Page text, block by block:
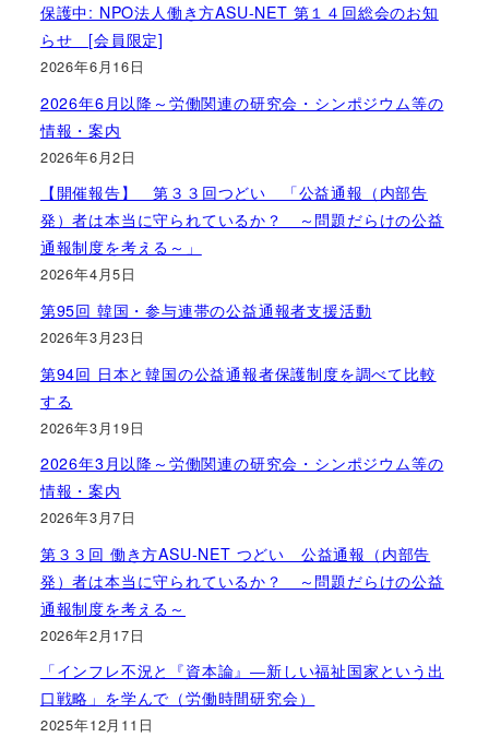
保護中: NPO法人働き方ASU-NET 第１４回総会のお知
らせ [会員限定]
2026年6月16日
2026年6月以降～労働関連の研究会・シンポジウム等の
情報・案内
2026年6月2日
【開催報告】 第３３回つどい 「公益通報（内部告
発）者は本当に守られているか？ ～問題だらけの公益
通報制度を考える～」
2026年4月5日
第95回 韓国・参与連帯の公益通報者支援活動
2026年3月23日
第94回 日本と韓国の公益通報者保護制度を調べて比較
する
2026年3月19日
2026年3月以降～労働関連の研究会・シンポジウム等の
情報・案内
2026年3月7日
第３３回 働き方ASU-NET つどい 公益通報（内部告
発）者は本当に守られているか？ ～問題だらけの公益
通報制度を考える～
2026年2月17日
「インフレ不況と『資本論』―新しい福祉国家という出
口戦略」を学んで（労働時間研究会）
2025年12月11日